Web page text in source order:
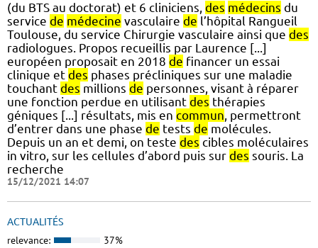
(du BTS au doctorat) et 6 cliniciens, des médecins du
service de médecine vasculaire de l’hôpital Rangueil
Toulouse, du service Chirurgie vasculaire ainsi que des
radiologues. Propos recueillis par Laurence [...]
européen proposait en 2018 de financer un essai
clinique et des phases précliniques sur une maladie
touchant des millions de personnes, visant à réparer
une fonction perdue en utilisant des thérapies
géniques [...] résultats, mis en commun, permettront
d’entrer dans une phase de tests de molécules.
Depuis un an et demi, on teste des cibles moléculaires
in vitro, sur les cellules d’abord puis sur des souris. La
recherche
15/12/2021 14:07
ACTUALITÉS
relevance: 37%